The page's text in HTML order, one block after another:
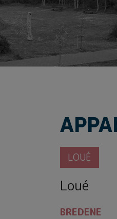
LOUÉ
Loué
BREDENE